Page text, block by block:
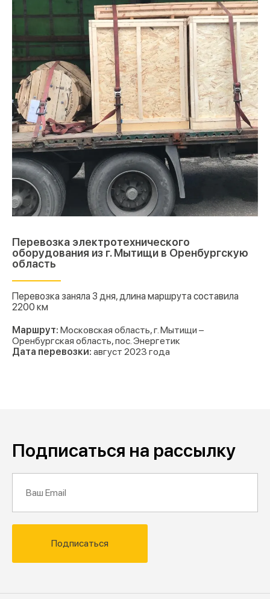
Перевозка электротехнического
оборудования из г. Мытищи в Оренбургскую
область
Перевозка заняла 3 дня, длина маршрута составила
2200 км
Маршрут: Московская область, г. Мытищи –
Оренбургская область, пос. Энергетик
Дата перевозки: август 2023 года
Подписаться на рассылку
Подписаться